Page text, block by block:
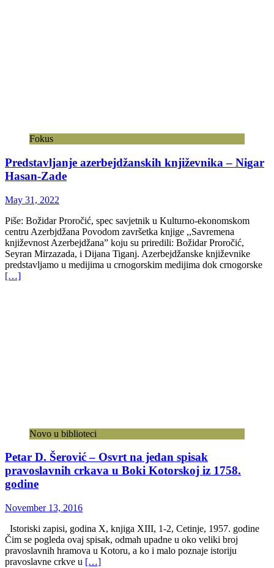
Fokus
Predstavljanje azerbejdžanskih književnika – Nigar
Hasan-Zade
May 31, 2022
Piše: Božidar Proročić, spec savjetnik u Kulturno-ekonomskom
centru Azerbjdžana Povodom završetka knjige ,,Savremena
književnost Azerbejdžana” koju su priredili: Božidar Proročić,
Seyran Mirzazada, i Dijana Tiganj. Azerbejdžanske književnike
predstavljamo u medijima u crnogorskim medijima dok crnogorske
[…]
Novo u biblioteci
Petar D. Šerović – Osvrt na jedan spisak
pravoslavnih crkava u Boki Kotorskoj iz 1758.
godine
November 13, 2016
Istoriski zapisi, godina X, knjiga XIII, 1-2, Cetinje, 1957. godine
Čim se pogleda ovaj spisak, odmah upadne u oko veliki broj
pravoslavnih hramova u Kotoru, a ko i malo poznaje istoriju
pravoslavne crkve u […]